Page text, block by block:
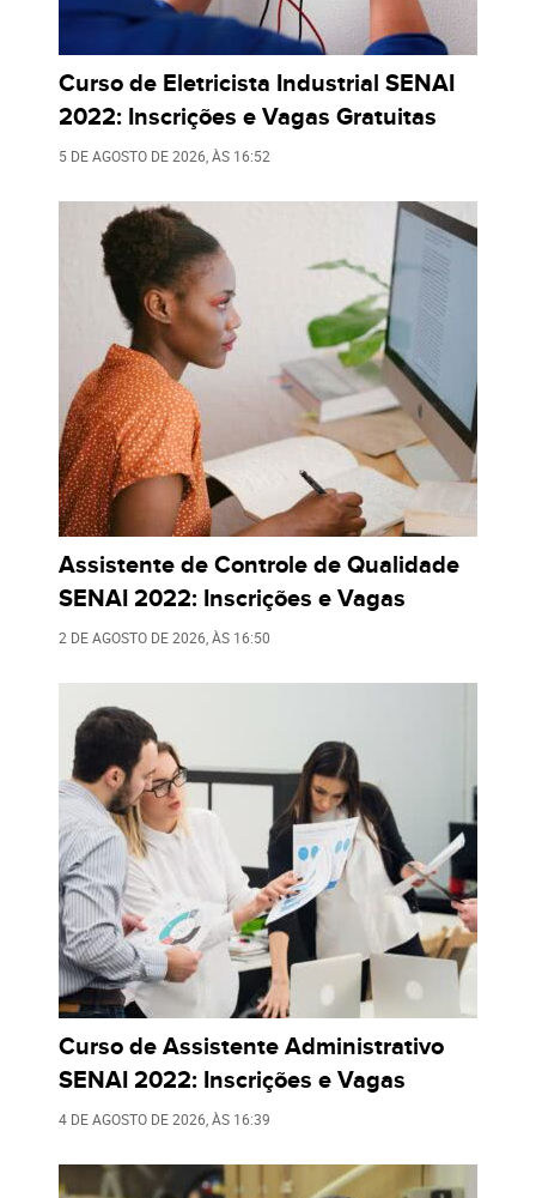
Curso de Eletricista Industrial SENAI
2022: Inscrições e Vagas Gratuitas
5 DE AGOSTO DE 2026 , ÀS 16:52
Assistente de Controle de Qualidade
SENAI 2022: Inscrições e Vagas
2 DE AGOSTO DE 2026 , ÀS 16:50
Curso de Assistente Administrativo
SENAI 2022: Inscrições e Vagas
4 DE AGOSTO DE 2026 , ÀS 16:39